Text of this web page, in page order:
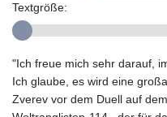
Textgröße:
"Ich freue mich sehr darauf,
Ich glaube, es wird eine
Zverev vor dem Duell auf